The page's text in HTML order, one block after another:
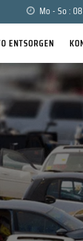
Mo - So :
ENTSORGEN